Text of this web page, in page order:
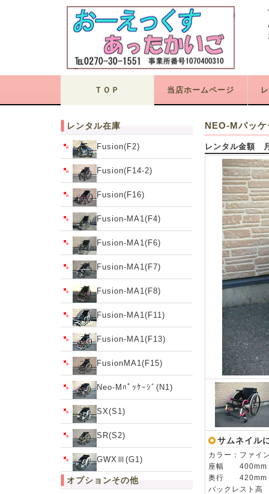
ＴＯＰ 当店ホームページ
NEO-Mパッ
レンタル金額
サムネイル
カラー：ファイ
座幅 400mm
奥行 420mm
バックレスト
レンタル在庫
Fusion(F2)
Fusion(F14-2)
Fusion(F16)
Fusion-MA1(F4)
Fusion-MA1(F6)
Fusion-MA1(F7)
Fusion-MA1(F8)
Fusion-MA1(F11)
Fusion-MA1(F13)
FusionMA1(F15)
Neo-Mﾊﾟｯｹｰｼﾞ(N1)
SX(S1)
SR(S2)
GWXⅢ(G1)
オプションその他